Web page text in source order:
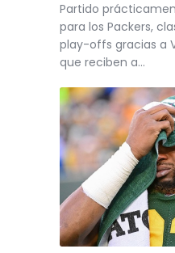
Partido
para los Packers,
play-offs gracias a
que reciben a…